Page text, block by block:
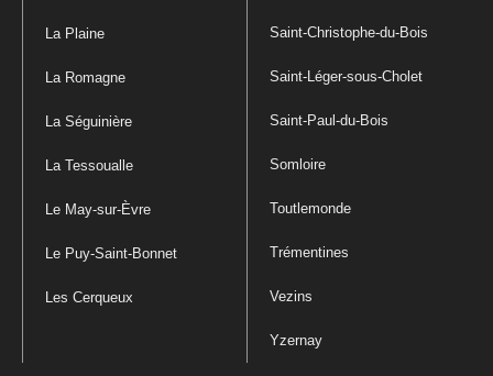
La Plaine
La Romagne
La Séguinière
La Tessoualle
Le May-sur-Èvre
Le Puy-Saint-Bonnet
Les Cerqueux
Saint-Christophe-du-Bois
Saint-Léger-sous-Cholet
Saint-Paul-du-Bois
Somloire
Toutlemonde
Trémentines
Vezins
Yzernay